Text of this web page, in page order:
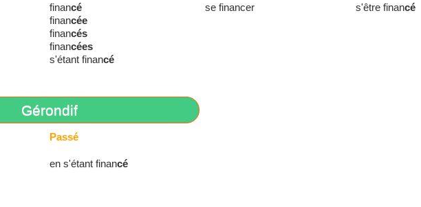
financé
financée
financés
financées
s'étant financé
se financer s'être financé
Gérondif
Passé
en s'étant financé